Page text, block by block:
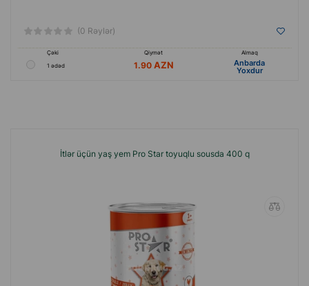
(0 Rəylər)
Çəki Qiymət
Almaq
1 ədəd
1.90 Anbarda
Yoxdur
İtlər üçün yaş yem Pro Star toyuqlu sousda 400 q